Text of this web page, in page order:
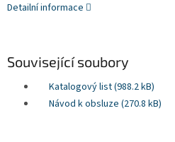
Detailní informace
Související soubory
Katalogový list (988.2 kB)
Návod k obsluze (270.8 kB)